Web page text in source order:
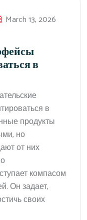
March 13, 2026
в
в
продукты
но
от них
компасом
Он задает,
своих